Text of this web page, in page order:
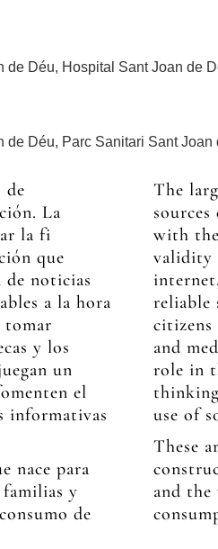
Déu, Hospital Sant Joan de
Déu, Parc Sanitari Sant
de
La
la fi
que
noticias
a la hora
tomar
y los
un
el
informativas
nace para
y
de
The
with
validity
reliable
citizens
and
role in
use of
These
and